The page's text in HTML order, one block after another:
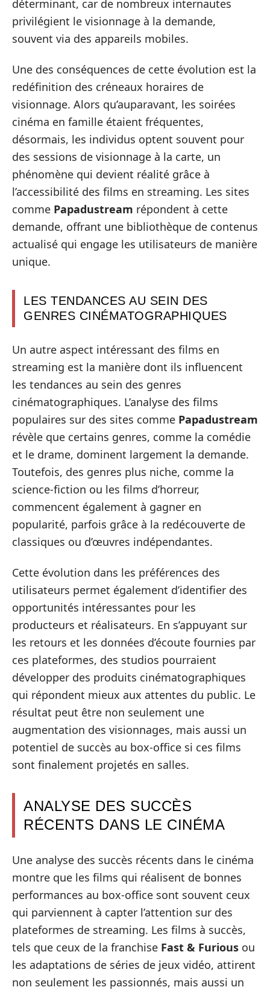
déterminant, car de nombreux internautes
privilégient le visionnage à la demande,
souvent via des appareils mobiles.
Une des conséquences de cette évolution est la
redéfinition des créneaux horaires de
visionnage. Alors qu’auparavant, les soirées
cinéma en famille étaient fréquentes,
désormais, les individus optent souvent pour
des sessions de visionnage à la carte, un
phénomène qui devient réalité grâce à
l’accessibilité des films en streaming. Les sites
comme Papadustream répondent à cette
demande, offrant une bibliothèque de contenus
actualisé qui engage les utilisateurs de manière
unique.
LES TENDANCES AU SEIN DES
GENRES CINÉMATOGRAPHIQUES
Un autre aspect intéressant des films en
streaming est la manière dont ils influencent
les tendances au sein des genres
cinématographiques. L’analyse des films
populaires sur des sites comme Papadustream
révèle que certains genres, comme la comédie
et le drame, dominent largement la demande.
Toutefois, des genres plus niche, comme la
science-fiction ou les films d’horreur,
commencent également à gagner en
popularité, parfois grâce à la redécouverte de
classiques ou d’œuvres indépendantes.
Cette évolution dans les préférences des
utilisateurs permet également d’identifier des
opportunités intéressantes pour les
producteurs et réalisateurs. En s’appuyant sur
les retours et les données d’écoute fournies par
ces plateformes, des studios pourraient
développer des produits cinématographiques
qui répondent mieux aux attentes du public. Le
résultat peut être non seulement une
augmentation des visionnages, mais aussi un
potentiel de succès au box-office si ces films
sont finalement projetés en salles.
ANALYSE DES SUCCÈS
RÉCENTS DANS LE CINÉMA
Une analyse des succès récents dans le cinéma
montre que les films qui réalisent de bonnes
performances au box-office sont souvent ceux
qui parviennent à capter l’attention sur des
plateformes de streaming. Les films à succès,
tels que ceux de la franchise Fast & Furious ou
les adaptations de séries de jeux vidéo, attirent
non seulement les passionnés, mais aussi un